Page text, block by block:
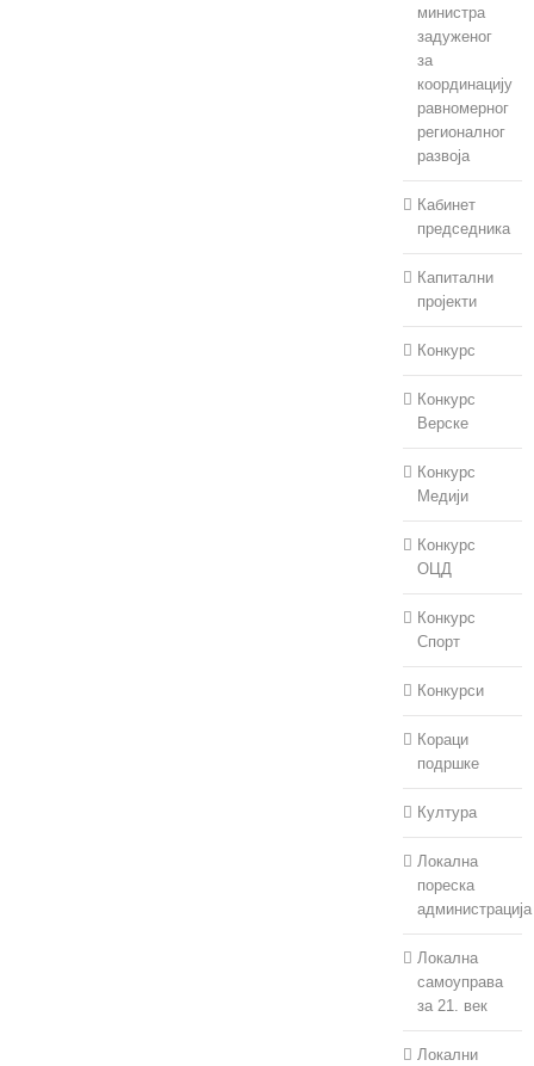
министра
задуженог
за
координацију
равномерног
регионалног
развоја
Кабинет
председника
Капитални
пројекти
Конкурс
Конкурс
Верске
Конкурс
Медији
Конкурс
ОЦД
Конкурс
Спорт
Конкурси
Кораци
подршке
Култура
Локална
пореска
администрација
Локална
самоуправа
за 21. век
Локални